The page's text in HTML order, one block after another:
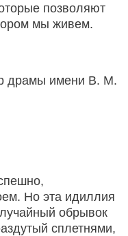
позволяют
мы живем.
драмы имени В. М.
Но эта идиллия
обрывок
сплетнями,